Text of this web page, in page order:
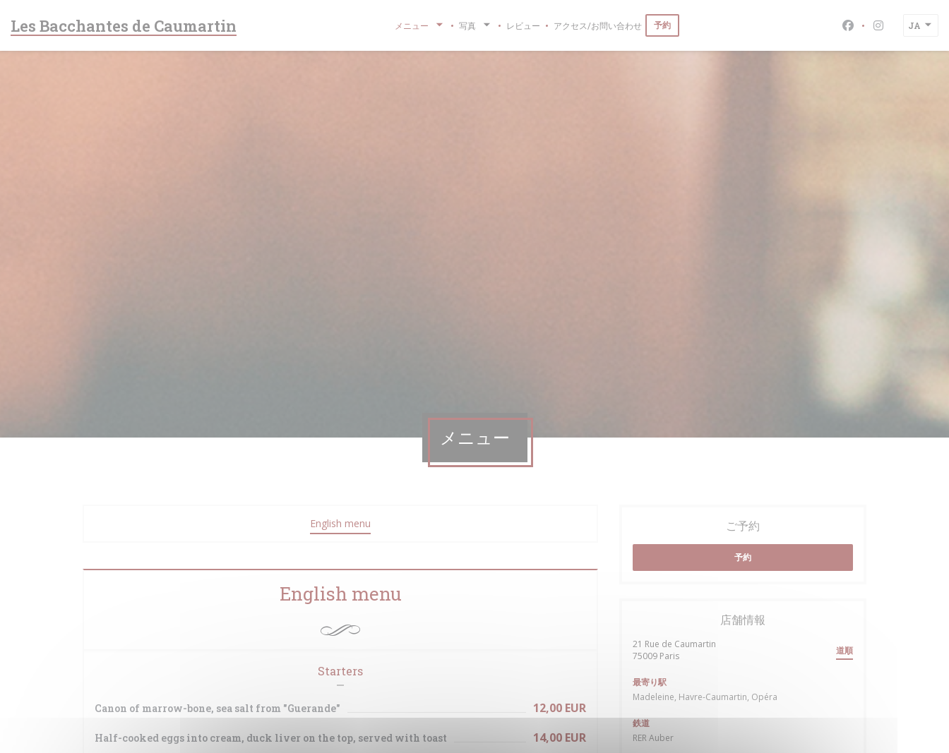
Les Bacchantes de Caumartin メニュー 写真 レビュー アクセス/お問い合わせ 予約 Facebook ((新しい
Instagram ((
JA
メニュー
English menu
English menu
Starters
Canon of marrow-bone, sea salt from "Guerande" 12,00 EUR
Half-cooked eggs into cream, duck liver on the top, served with toast 14,00 EUR
ご予約
予約
店舗情報
21 Rue de Caumartin
75009 Paris((新しいウィンドウで開きます)) 道順
最寄り駅
Madeleine, Havre-Caumartin, Opéra
鉄道
RER Auber